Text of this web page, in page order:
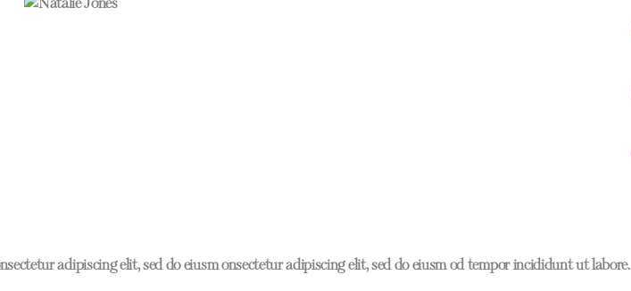
adipiscing elit, sed do eiusm onsectetur adipiscing elit, sed do eiusm od tempor incididunt ut labore.